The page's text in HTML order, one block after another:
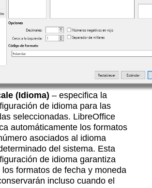
(Idioma) – especifica la
de idioma para las
seleccionadas. LibreOffice
automáticamente los formatos
asociados al idioma
del sistema. Esta
de idioma garantiza
los formatos de fecha y moneda
incluso cuando el